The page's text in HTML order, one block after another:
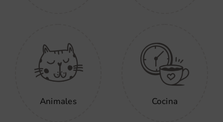
Animales Cocina